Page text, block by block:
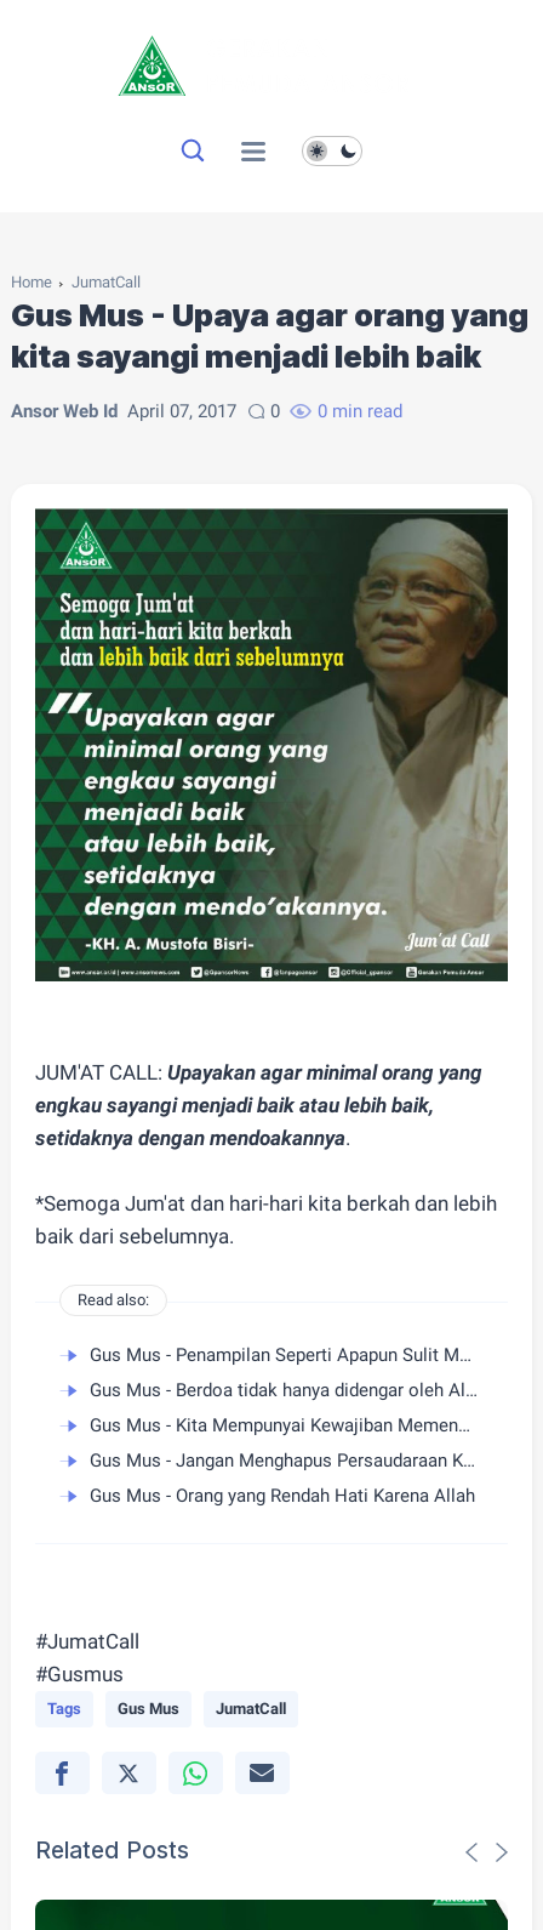
Home JumatCall
Gus Mus - Upaya agar orang yang
kita sayangi menjadi lebih baik
Ansor Web Id April 07, 2017 0 0 min read
JUM'AT CALL: Upayakan agar minimal orang yang
engkau sayangi menjadi baik atau lebih baik,
setidaknya dengan mendoakannya.
*Semoga Jum'at dan hari-hari kita berkah dan lebih
baik dari sebelumnya.
Read also:
Gus Mus - Penampilan Seperti Apapun Sulit Menyembunyikan Kepribadian
Gus Mus - Berdoa tidak hanya didengar oleh Allah
Gus Mus - Kita Mempunyai Kewajiban Memenuhi Setiap Hak Orang
Gus Mus - Jangan Menghapus Persaudaraan Karena Kesalahan
Gus Mus - Orang yang Rendah Hati Karena Allah
#JumatCall
#Gusmus
Tags Gus Mus JumatCall
Related Posts